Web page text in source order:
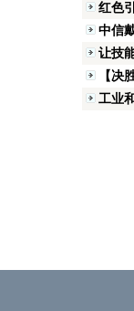
红色
中信
让技
【决
工业